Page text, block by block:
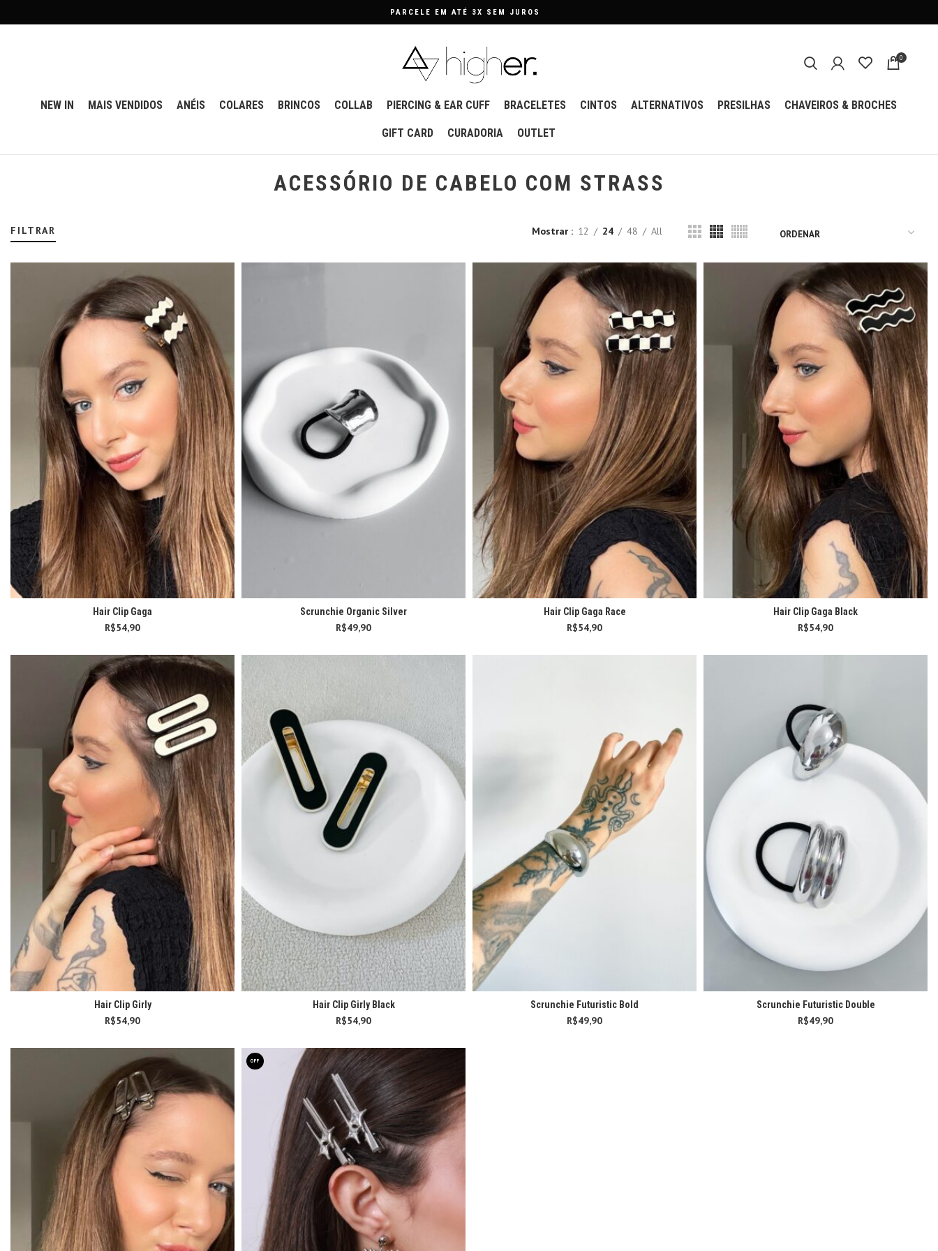
PARCELE EM ATÉ 3X SEM JUROS
0
NEW IN MAIS VENDIDOS ANÉIS COLARES BRINCOS COLLAB PIERCING & EAR CUFF BRACELETES CINTOS ALTERNATIVOS PRESILHAS CHAVEIROS & BROCHES
GIFT CARD CURADORIA OUTLET
ACESSÓRIO DE CABELO COM STRASS
FILTRAR Mostrar 12 24 48 All
Hair Clip Gaga
R$54,90
Scrunchie Organic Silver
R$49,90
Hair Clip Gaga Race
R$54,90
Hair Clip Gaga Black
R$54,90
Hair Clip Girly
R$54,90
Hair Clip Girly Black
R$54,90
Scrunchie Futuristic Bold
R$49,90
Scrunchie Futuristic Double
R$49,90
OFF